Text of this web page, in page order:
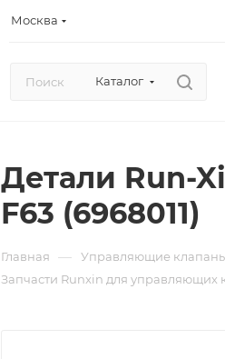
Москва
Каталог
Детали Run-
F63 (6968011)
Главная — Управляющие клапаны
Запчасти Runxin для управляющих